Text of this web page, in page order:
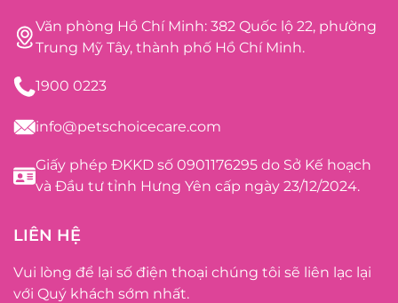
Văn phòng Hồ Chí Minh: 382 Quốc lộ 22, phường
Trung Mỹ Tây, thành phố Hồ Chí Minh.
1900 0223
info@petschoicecare.com
Giấy phép ĐKKD số 0901176295 do Sở Kế hoạch
và Đầu tư tỉnh Hưng Yên cấp ngày 23/12/2024.
LIÊN HỆ
Vui lòng để lại số điện thoại chúng tôi sẽ liên lạc lại
với Quý khách sớm nhất.